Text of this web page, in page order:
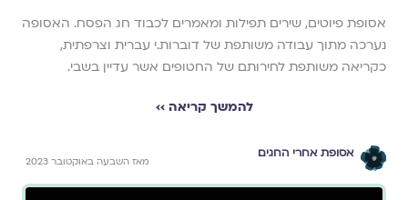
אסופת פיוטים, שירים תפילות ומאמרים לכבוד חג הפסח. האסופה
נערכה מתוך עבודה משותפת של דוברות.י עברית וצרפתית,
כקריאה משותפת לחירותם של החטופים אשר עדיין בשבי.
להמשך קריאה ››
אסופת אחרי החגים
מאז השבעה באוקטובר 2023